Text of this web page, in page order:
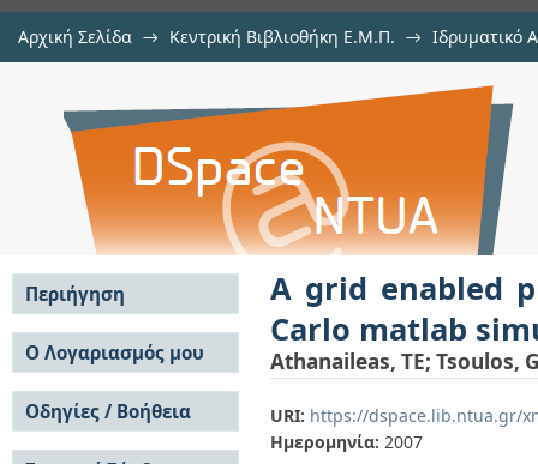
Αρχική Σελίδα → Κεντρική Βιβλιοθήκη Ε.Μ.Π. → Ιδρυματικό
A grid enabled problem
simulations
A grid enabled
Carlo matlab
Athanaileas, TE; Tsoulos,
URI: https://dspace.lib.ntua.gr/
Ημερομηνία: 2007
Περιήγηση
Σε όλο το DSpace
Κοινότητες & Συλλογές
Ανά Ημερομηνία
Έκδοσης
Συγγραφείς
Ο Λογαριασμός μου
Σύνδεση
Εγγραφή
Οδηγίες / Βοήθεια
Οδηγίες Υποβολής